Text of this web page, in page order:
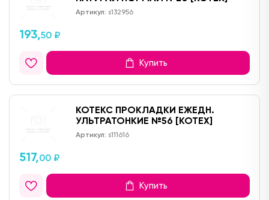
Артикул: s132956
193,50 ₽
Купить
КОТЕКС ПРОКЛАДКИ ЕЖЕДН.
УЛЬТРАТОНКИЕ №56 [KOTEX]
Артикул: s111616
517,00 ₽
Купить